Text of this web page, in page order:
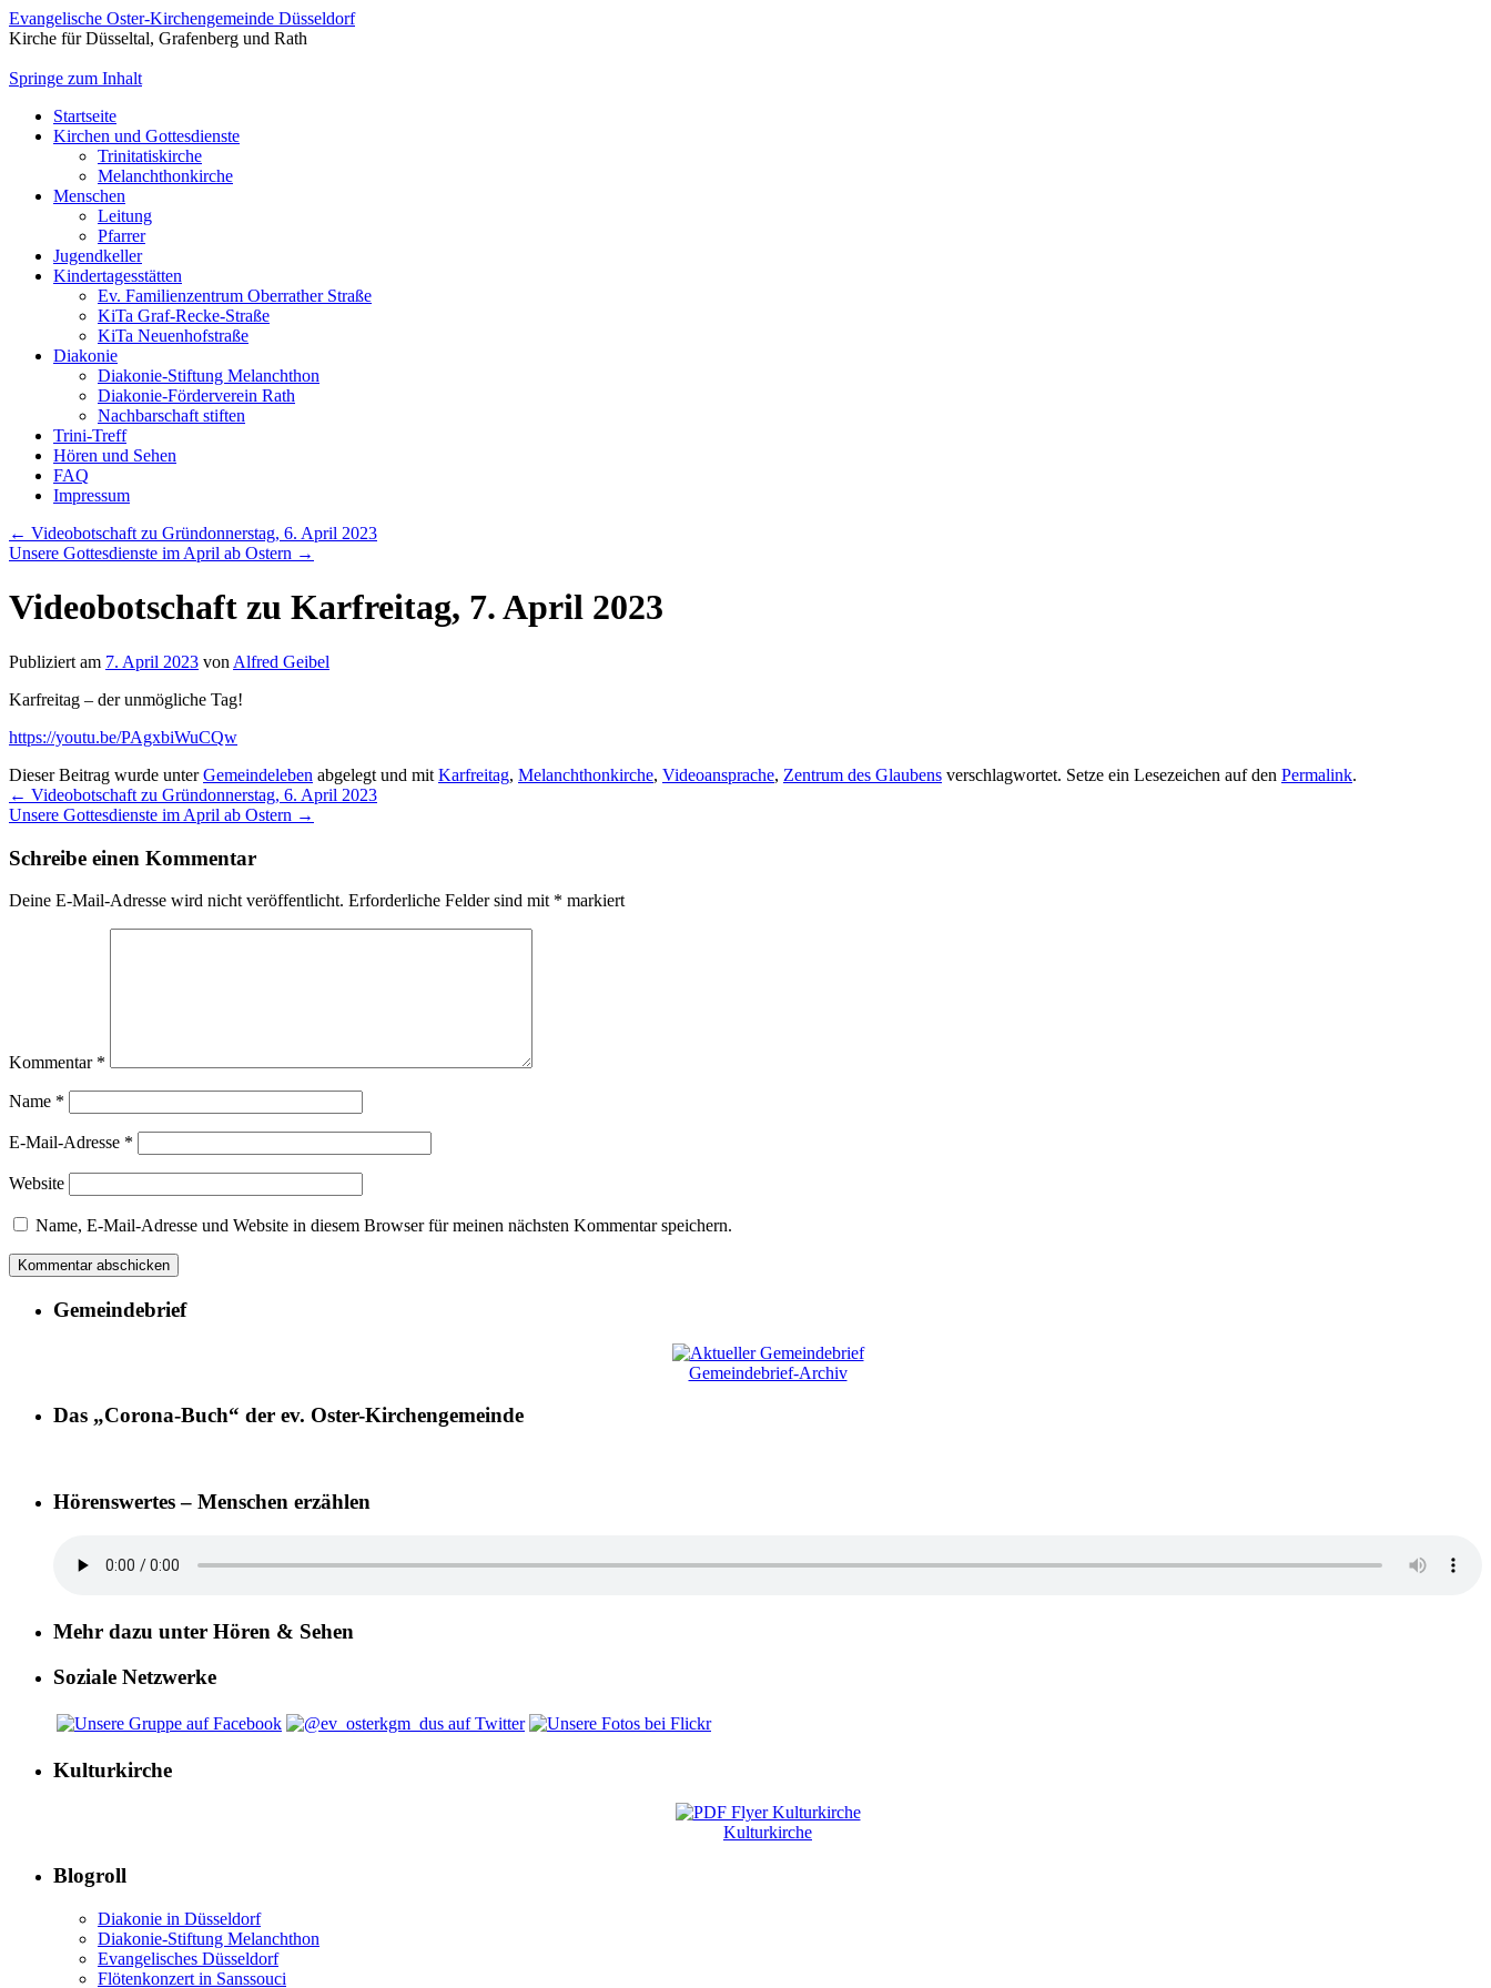
Evangelische Oster-Kirchengemeinde Düsseldorf
Kirche für Düsseltal, Grafenberg und Rath
Springe zum Inhalt
Startseite
Kirchen und Gottesdienste
Trinitatiskirche
Melanchthonkirche
Menschen
Leitung
Pfarrer
Jugendkeller
Kindertagesstätten
Ev. Familienzentrum Oberrather Straße
KiTa Graf-Recke-Straße
KiTa Neuenhofstraße
Diakonie
Diakonie-Stiftung Melanchthon
Diakonie-Förderverein Rath
Nachbarschaft stiften
Trini-Treff
Hören und Sehen
FAQ
Impressum
← Videobotschaft zu Gründonnerstag, 6. April 2023
Unsere Gottesdienste im April ab Ostern →
Videobotschaft zu Karfreitag, 7. April 2023
Publiziert am 7. April 2023 von Alfred Geibel
Karfreitag – der unmögliche Tag!
https://youtu.be/PAgxbiWuCQw
Dieser Beitrag wurde unterGemeindeleben abgelegt und mit Karfreitag, Melanchthonkirche, Videoansprache, Zentrum des Glaubens verschlagwortet. Setze ein Lesezeichen auf den Permalink.
← Videobotschaft zu Gründonnerstag, 6. April 2023
Unsere Gottesdienste im April ab Ostern →
Schreibe einen Kommentar
Deine E-Mail-Adresse wird nicht veröffentlicht. Erforderliche Felder sind mit * markiert
Kommentar *
Name *
E-Mail-Adresse *
Website
Name, E-Mail-Adresse und Website in diesem Browser für meinen nächsten Kommentar speichern.
Gemeindebrief
Gemeindebrief-Archiv
Das „Corona-Buch“ der ev. Oster-Kirchengemeinde
Hörenswertes – Menschen erzählen
Mehr dazu unter Hören & Sehen
Soziale Netzwerke
Kulturkirche
Kulturkirche
Blogroll
Diakonie in Düsseldorf
Diakonie-Stiftung Melanchthon
Evangelisches Düsseldorf
Flötenkonzert in Sanssouci